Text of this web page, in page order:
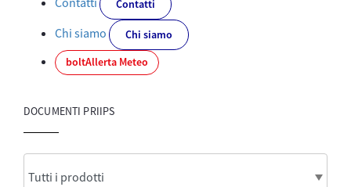
Contatti
Chi siamo
Chi siamo
boltAllerta Meteo
DOCUMENTI PRIIPS